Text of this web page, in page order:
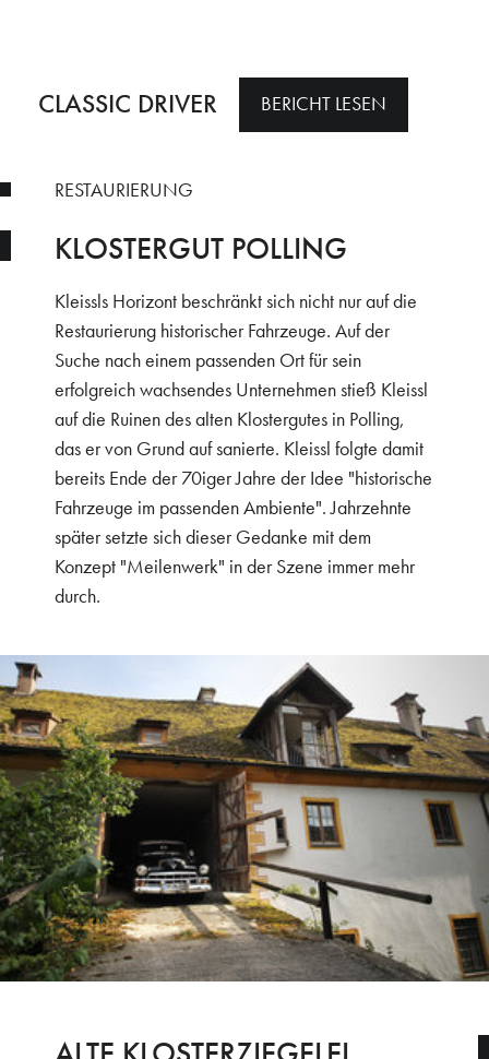
CLASSIC DRIVER BERICHT LESEN
RESTAURIERUNG
KLOSTERGUT POLLING
Kleissls Horizont beschränkt sich nicht nur auf die
Restaurierung historischer Fahrzeuge. Auf der
Suche nach einem passenden Ort für sein
erfolgreich wachsendes Unternehmen stieß Kleissl
auf die Ruinen des alten Klostergutes in Polling,
das er von Grund auf sanierte. Kleissl folgte damit
bereits Ende der 70iger Jahre der Idee "historische
Fahrzeuge im passenden Ambiente". Jahrzehnte
später setzte sich dieser Gedanke mit dem
Konzept "Meilenwerk" in der Szene immer mehr
durch.